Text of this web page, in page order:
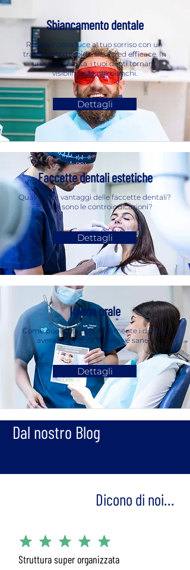
Sbiancamento dentale
Regala nuova luce al tuo sorriso con un
trattamento rapido, sicuro ed efficace. In
una sola seduta, i tuoi denti tornano
visibilmente più bianchi.
Dettagli
Faccette dentali estetiche
Quali sono i vantaggi delle faccette dentali?
E quali sono le controindicazioni?
Dettagli
Igiene orale
Come puoi pulire correttamente i denti e
avere una bocca e gengive sane?
Dettagli
Dal nostro Blog
Dicono di noi...
la valutazione media è 5 su 5
Struttura super organizzata